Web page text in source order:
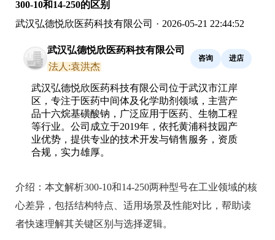
300-10和14-250的区别
武汉弘德悦欣医药科技有限公司 · 2026-05-21 22:44:52
武汉弘德悦欣医药科技有限公司
法人:袁洪杰
咨询 进店
武汉弘德悦欣医药科技有限公司位于武汉市江岸
区，专注于医药中间体及化学助剂领域，主营产
品十六烷基磺酸钠，广泛应用于医药、生物工程
等行业。公司成立于2019年，依托黄浦科技园产
业优势，提供专业的技术开发与销售服务，资质
合规，实力雄厚。
介绍： 本文解析300-10和14-250两种型号在工业领域的核
心差异，包括结构特点、适用场景及性能对比，帮助读
者快速理解其关键区别与选择逻辑。